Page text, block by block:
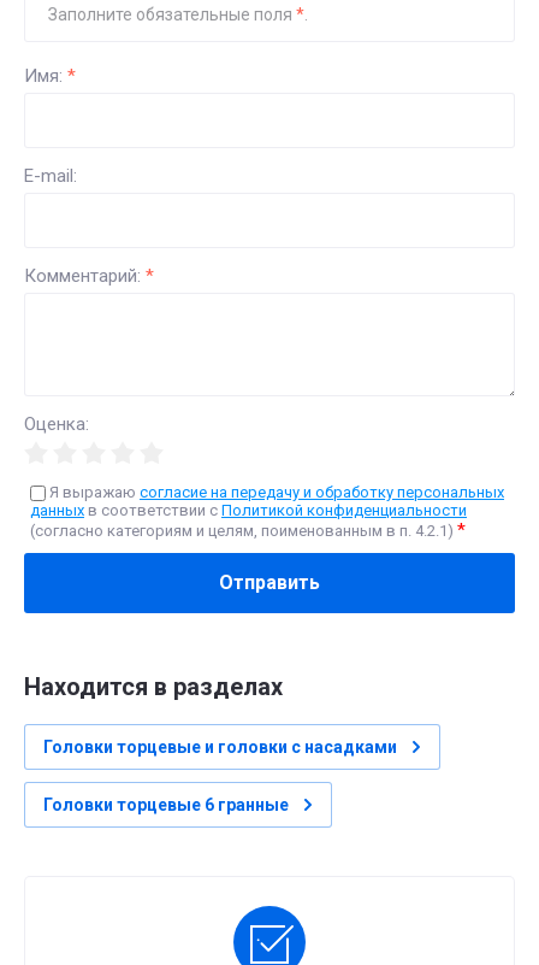
Заполните обязательные поля *
Имя: *
E-mail:
Комментарий: *
Оценка:
Я выражаю согласие на передачу и обработку персональных
данных в соответствии с Политикой конфиденциальности
(согласно категориям и целям, поименованным в п. 4.2.1) *
Отправить
Находится в разделах
Головки торцевые и головки с насадками
Головки торцевые 6 гранные